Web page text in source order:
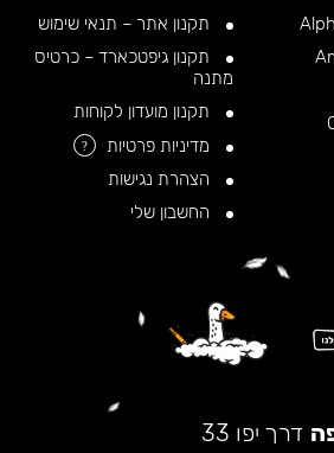
תקנון אתר – תנאי שימוש
תקנון גיפטכארד – כרטיס
מתנה
תקנון מועדון לקוחות
מדיניות פרטיות
?
הצהרת נגישות
החשבון שלי
דרך יפו 33